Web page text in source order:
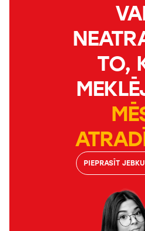
TO,
PIEPRASĪT